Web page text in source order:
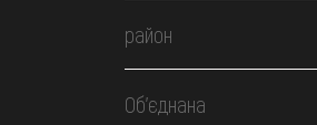
район
Об’єднана